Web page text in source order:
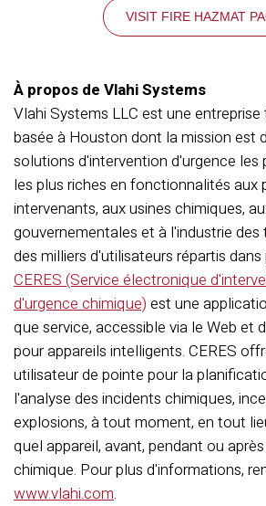
VISIT FIRE HAZMAT
À propos de Vlahi Systems
Vlahi Systems LLC est une
basée à Houston dont la mission est
solutions d'intervention d'urgence les
les plus riches en fonctionnalités aux
intervenants, aux usines chimiques,
gouvernementales et à l'industrie des
des milliers d'utilisateurs répartis dans
CERES (Service électronique
d'urgence chimique) est une
que service, accessible via le Web et
pour appareils intelligents. CERES
utilisateur de pointe pour la
l'analyse des incidents chimiques,
explosions, à tout moment, en tout
quel appareil, avant, pendant ou
chimique. Pour plus d'informations,
www.vlahi.com.